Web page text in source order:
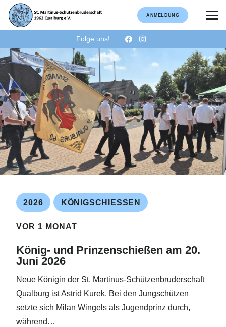
ANMELDUNG
Folge uns!
2026 KÖNIGSCHIESSEN
VOR 1 MONAT
König- und Prinzenschießen am 20.
Juni 2026
Neue Königin der St. Martinus-Schützenbruderschaft
Qualburg ist Astrid Kurek. Bei den Jungschützen
setzte sich Milan Wingels als Jugendprinz durch,
während…